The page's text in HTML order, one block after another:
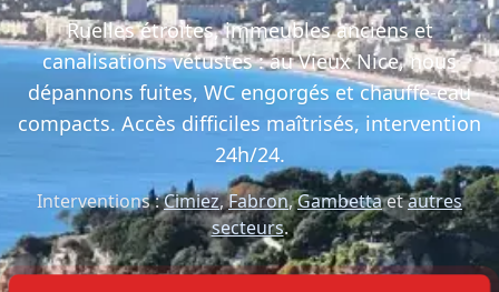
Ruelles étroites, immeubles anciens et
canalisations vétustes : au Vieux Nice, nous
dépannons fuites, WC engorgés et chauffe-eau
compacts. Accès difficiles maîtrisés, intervention
24h/24.
Interventions :Cimiez,Fabron,Gambettaetautres
secteurs.